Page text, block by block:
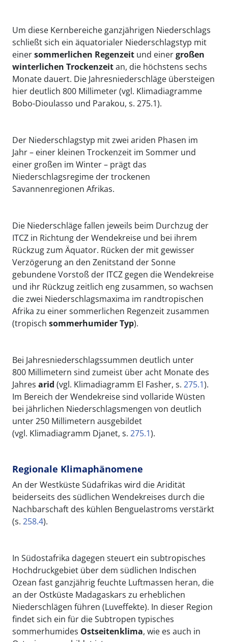
Um diese Kernbereiche ganzjährigen Niederschlags
schließt sich ein äquatorialer Niederschlagstyp mit
einersommerlichen Regenzeit und einergroßen
winterlichen Trockenzeitan, die höchstens sechs
Monate dauert. Die Jahresniederschläge übersteigen
hier deutlich 800 Millimeter (vgl. Klimadiagramme
Bobo-Dioulasso und Parakou, s. 275.1).
Der Niederschlagstyp mit zwei ariden Phasen im
Jahr – einer kleinen Trockenzeit im Sommer und
einer großen im Winter – prägt das
Niederschlagsregime der trockenen
Savannenregionen Afrikas.
Die Niederschläge fallen jeweils beim Durchzug der
ITCZ in Richtung der Wendekreise und bei ihrem
Rückzug zum Äquator. Rücken der mit gewisser
Verzögerung an den Zenitstand der Sonne
gebundene Vorstoß der ITCZ gegen die Wendekreise
und ihr Rückzug zeitlich eng zusammen, so wachsen
die zwei Niederschlagsmaxima im randtropischen
Afrika zu einer sommerlichen Regenzeit zusammen
(tropisch sommerhumider Typ).
Bei Jahresniederschlagssummen deutlich unter
800 Millimetern sind zumeist über acht Monate des
Jahres arid (vgl. Klimadiagramm El Fasher, s. 275.1).
Im Bereich der Wendekreise sind vollaride Wüsten
bei jährlichen Niederschlagsmengen von deutlich
unter 250 Millimetern ausgebildet
(vgl. Klimadiagramm Djanet, s. 275.1).
Regionale Klimaphänomene
An der Westküste Südafrikas wird die Aridität
beiderseits des südlichen Wendekreises durch die
Nachbarschaft des kühlen Benguelastroms verstärkt
(s. 258.4).
In Südostafrika dagegen steuert ein subtropisches
Hochdruckgebiet über dem südlichen Indischen
Ozean fast ganzjährig feuchte Luftmassen heran, die
an der Ostküste Madagaskars zu erheblichen
Niederschlägen führen (Luveffekte). In dieser Region
findet sich ein für die Subtropen typisches
sommerhumides Ostseitenklima, wie es auch in